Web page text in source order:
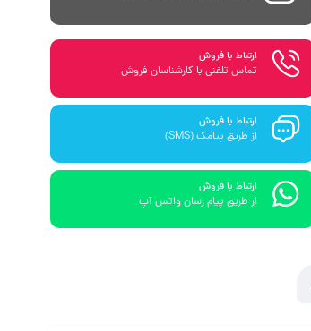
ارتباط با فروش
تماس تلفنی با کارشناسان فروش
ارتباط با فروش
از طریق پیامک (SMS)
ارتباط با فروش
از طریق پیام رسان واتس آپ